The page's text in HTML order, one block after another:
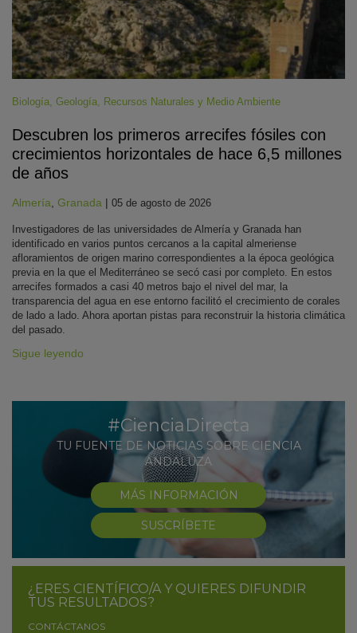
Biología, Geología, Recursos Naturales y Medio Ambiente
Descubren los primeros arrecifes fósiles con
crecimientos horizontales de hace 6,5 millones
de años
Almería Granada | 05 de agosto de 2026
Investigadores de las universidades de Almería y Granada han
identificado en varios puntos cercanos a la capital almeriense
afloramientos de origen marino correspondientes a la época geológica
previa en la que el Mediterráneo se secó casi por completo. En estos
arrecifes formados a casi 40 metros bajo el nivel del mar, la
transparencia del agua en ese entorno facilitó el crecimiento de corales
de lado a lado. Ahora aportan pistas para reconstruir la historia climática
del pasado.
Sigue leyendo
#CienciaDirecta
TU FUENTE DE NOTICIAS SOBRE CIENCIA
ANDALUZA
MÁS INFORMACIÓN
SUSCRÍBETE
¿ERES CIENTÍFICO/A Y QUIERES DIFUNDIR
TUS RESULTADOS?
CONTÁCTANOS